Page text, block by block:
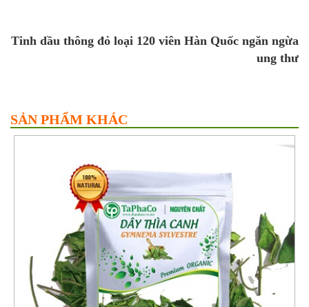
Tinh dầu thông đỏ loại 120 viên Hàn Quốc ngăn ngừa
ung thư
SẢN PHẨM KHÁC